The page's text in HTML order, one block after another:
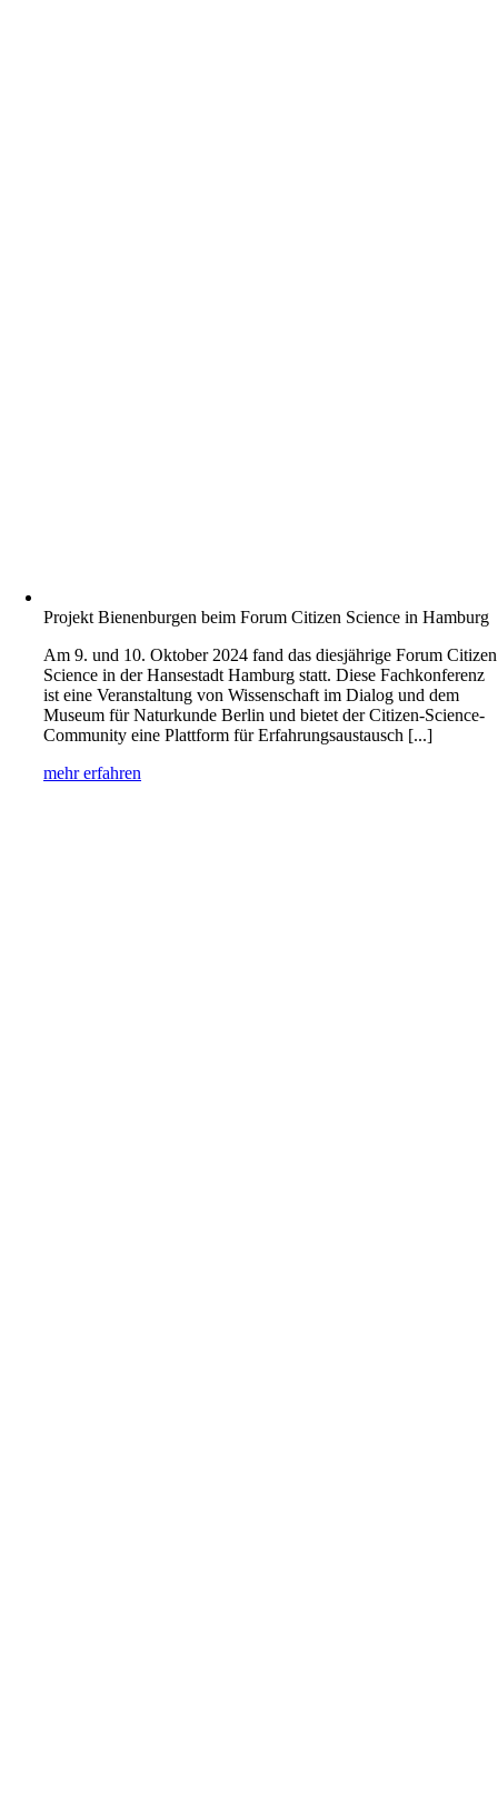
Projekt Bienenburgen beim Forum Citizen Science in Hamburg
Am 9. und 10. Oktober 2024 fand das diesjährige Forum Citizen
Science in der Hansestadt Hamburg statt. Diese Fachkonferenz
ist eine Veranstaltung von Wissenschaft im Dialog und dem
Museum für Naturkunde Berlin und bietet der Citizen-Science-
Community eine Plattform für Erfahrungsaustausch [...]
mehr erfahren